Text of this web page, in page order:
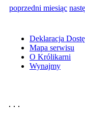
poprzedni miesiąc
Deklaracja
Mapa serwisu
O Królikarni
Wynajmy